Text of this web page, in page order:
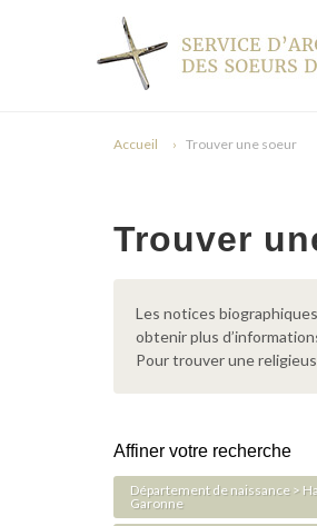
Accueil Trouver une soeur
Trouver
Les notices
obtenir plus
Pour trouver une
Affiner votre recherche
Département de naissance >
Garonne